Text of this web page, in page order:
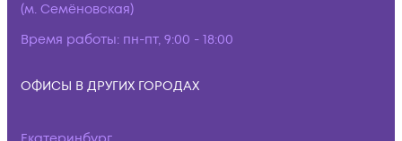
(м. Семёновская)
Время работы: пн-пт, 9:00 - 18:00
ОФИСЫ В ДРУГИХ ГОРОДАХ